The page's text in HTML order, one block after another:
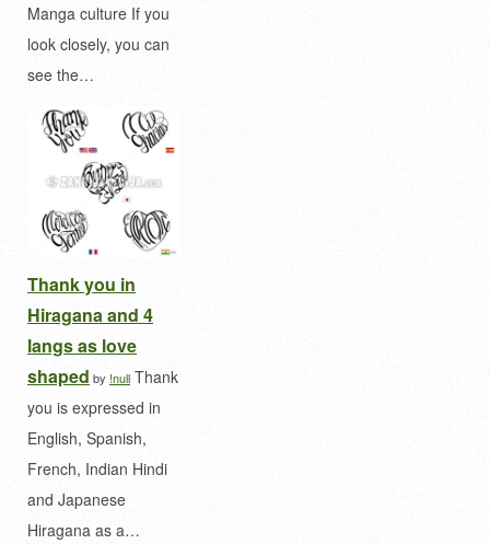
Manga culture If you
look closely, you can
see the…
Thank you in
Hiragana and 4
langs as love
shaped by !null Thank
you is expressed in
English, Spanish,
French, Indian Hindi
and Japanese
Hiragana as a…